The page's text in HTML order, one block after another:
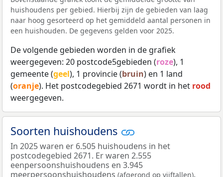
huishoudens per gebied. Hierbij zijn de gebieden van laag
naar hoog gesorteerd op het gemiddeld aantal personen in
een huishouden. De gegevens gelden voor 2025.
De volgende gebieden worden in de grafiek
weergegeven: 20 postcode5gebieden (roze), 1
gemeente (geel), 1 provincie (bruin) en 1 land
(oranje). Het postcodegebied 2671 wordt in het rood
weergegeven.
Soorten huishoudens
In 2025 waren er 6.505 huishoudens in het
postcodegebied 2671. Er waren 2.555
eenpersoonshuishoudens en 3.945
meerpersoonshuishoudens (afgerond op vijftallen).